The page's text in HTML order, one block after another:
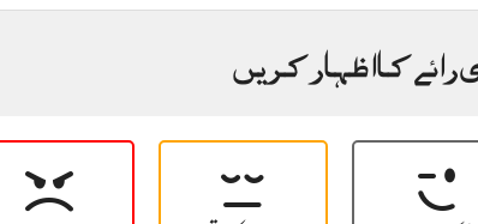
رائے کا اظہار کریں